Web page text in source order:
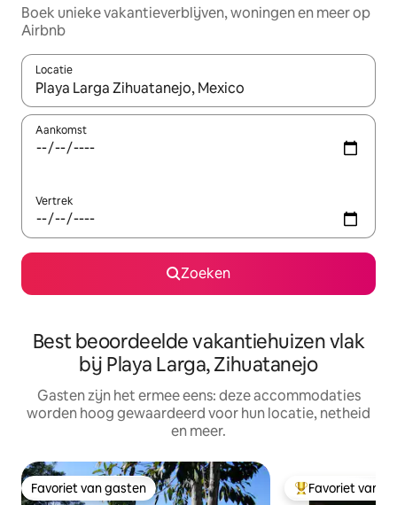
Boek unieke vakantieverblijven, woningen en meer op
Airbnb
Locatie
Wanneer er suggesties beschikbaar zijn, maak je een keuze
Aankomst
Vertrek
Zoeken
Best beoordeelde vakantiehuizen vlak
bij Playa Larga, Zihuatanejo
Gasten zijn het ermee eens: deze accommodaties
worden hoog gewaardeerd voor hun locatie, netheid
en meer.
Favoriet van gasten
Favoriet van gasten Topfavoriet van
Favoriet van